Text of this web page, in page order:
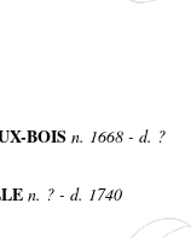
BOIS n. 1668 - d. ?
n. ? - d. 1740